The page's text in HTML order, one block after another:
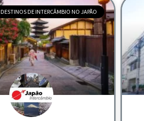
DESTINOS DE INTERCÂMBIO NO JAPÃO